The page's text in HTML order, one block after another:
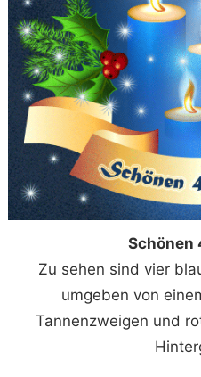
Schönen
Zu sehen sind vier
umgeben von
Tannenzweigen und